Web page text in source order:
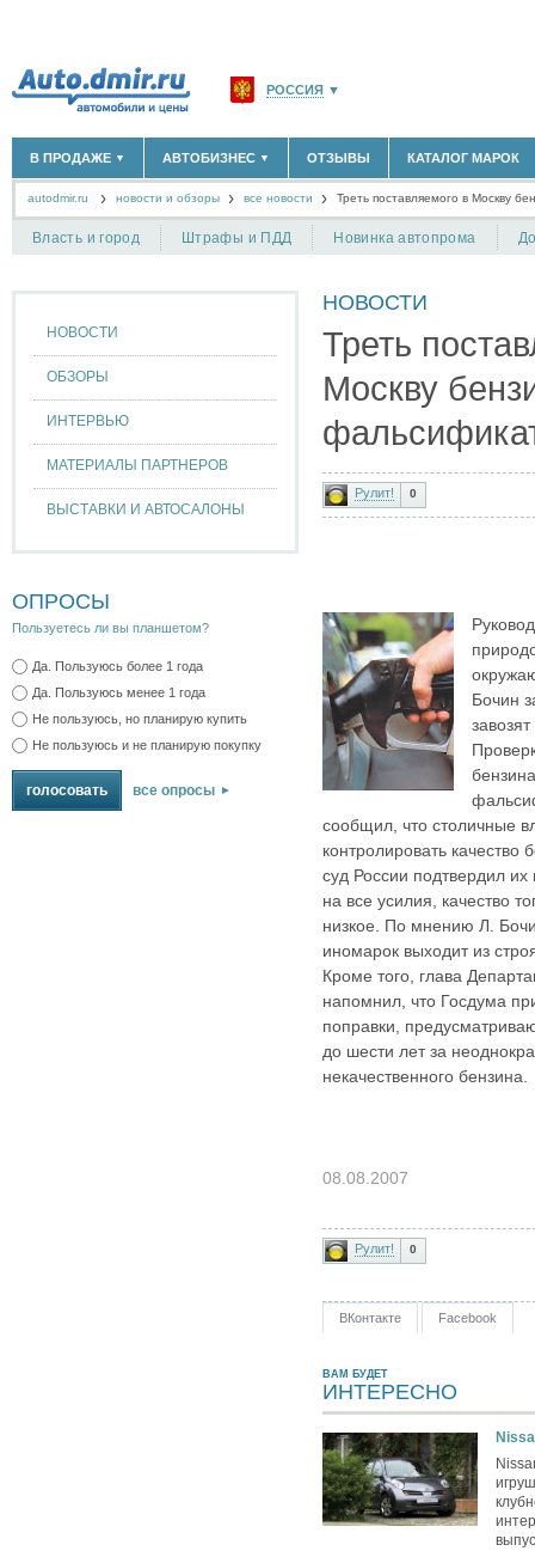
РОССИЯ ▼
САНКТ-ПЕТЕРБУРГ И ОБЛАСТЬ(14298)
КРАСНОДАРСКИЙ КРАЙ(5619)
КРЫМ РЕСПУБЛИКА(412)
В ПРОДАЖЕ ▼
НОВЫЕ АВТОМОБИЛИ(30122)
АВТОМОБИЛИ С ПРОБЕГОМ
АВТОБИЗНЕС ▼
ОФИЦИАЛЬНЫЕ ДИЛЕРЫ (1347)
ТАКСИ(278)
+ ДОБАВИТЬ КОМПАНИЮ
ОТЗЫВЫ КАТАЛОГ МАРОК
autodmir.ru новости и обзоры все новости Треть поставляемого в Москву
Власть и город Штрафы и ПДД Новинка автопрома
НОВОСТИ
ОБЗОРЫ
ИНТЕРВЬЮ
МАТЕРИАЛЫ ПАРТНЕРОВ
ВЫСТАВКИ И АВТОСАЛОНЫ
ОПРОСЫ
Пользуетесь ли вы планшетом?
Да. Пользуюсь более 1 года
Да. Пользуюсь менее 1 года
Не пользуюсь, но планирую купить
Не пользуюсь и не планирую покупку
все опросы
НОВОСТИ
Треть
Москву
Рулит! 0
Бочин
сообщил, что столичные
контролировать качество
суд России подтвердил
на все усилия, качество
низкое. По мнению Л.
иномарок выходит из
Кроме того, глава
напомнил, что Госдума
поправки,
до шести лет за
некачественного бензина.
08.08.2007
Рулит! 0
ВКонтакте Facebook
ВАМ БУДЕТ
ИНТЕРЕСНО